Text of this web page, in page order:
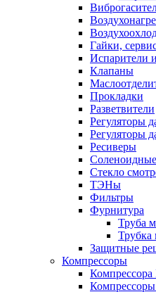
Гайки,
Испарители
Клапаны
Прокладки
Разветвители
Регуляторы
Регуляторы
Ресиверы
Стекло
ТЭНы
Фильтры
Фурнитура
Труба
Трубка
Защитные
Компрессоры
Компрессора